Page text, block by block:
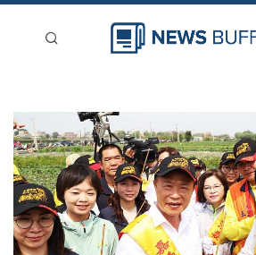
新聞稿分類
登入
刊登